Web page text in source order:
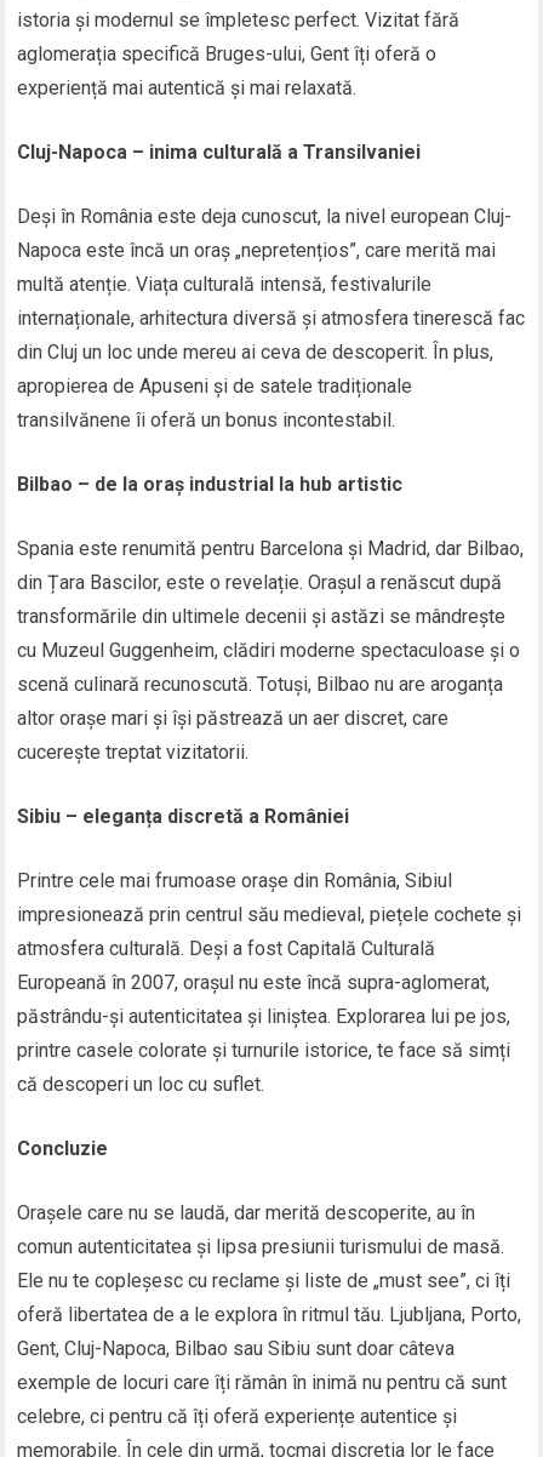
istoria și modernul se împletesc perfect. Vizitat fără
aglomerația specifică Bruges-ului, Gent îți oferă o
experiență mai autentică și mai relaxată.
Cluj-Napoca – inima culturală a Transilvaniei
Deși în România este deja cunoscut, la nivel european Cluj-
Napoca este încă un oraș „nepretențios”, care merită mai
multă atenție. Viața culturală intensă, festivalurile
internaționale, arhitectura diversă și atmosfera tinerescă fac
din Cluj un loc unde mereu ai ceva de descoperit. În plus,
apropierea de Apuseni și de satele tradiționale
transilvănene îi oferă un bonus incontestabil.
Bilbao – de la oraș industrial la hub artistic
Spania este renumită pentru Barcelona și Madrid, dar Bilbao,
din Țara Bascilor, este o revelație. Orașul a renăscut după
transformările din ultimele decenii și astăzi se mândrește
cu Muzeul Guggenheim, clădiri moderne spectaculoase și o
scenă culinară recunoscută. Totuși, Bilbao nu are aroganța
altor orașe mari și își păstrează un aer discret, care
cucerește treptat vizitatorii.
Sibiu – eleganța discretă a României
Printre cele mai frumoase orașe din România, Sibiul
impresionează prin centrul său medieval, piețele cochete și
atmosfera culturală. Deși a fost Capitală Culturală
Europeană în 2007, orașul nu este încă supra-aglomerat,
păstrându-și autenticitatea și liniștea. Explorarea lui pe jos,
printre casele colorate și turnurile istorice, te face să simți
că descoperi un loc cu suflet.
Concluzie
Orașele care nu se laudă, dar merită descoperite, au în
comun autenticitatea și lipsa presiunii turismului de masă.
Ele nu te copleșesc cu reclame și liste de „must see”, ci îți
oferă libertatea de a le explora în ritmul tău. Ljubljana, Porto,
Gent, Cluj-Napoca, Bilbao sau Sibiu sunt doar câteva
exemple de locuri care îți rămân în inimă nu pentru că sunt
celebre, ci pentru că îți oferă experiențe autentice și
memorabile. În cele din urmă, tocmai discreția lor le face